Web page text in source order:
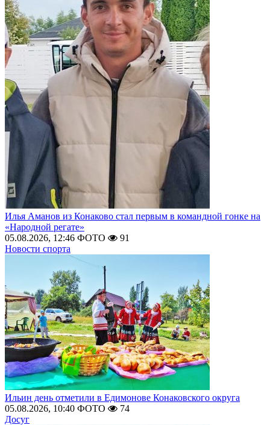
Илья Аманов из Конаково стал первым в командной гонке на
«Народной регате»
05.08.2026, 12:46 ФОТО
91
Новости спорта
Ильин день отметили в Едимонове Конаковского округа
05.08.2026, 10:40 ФОТО
74
Досуг